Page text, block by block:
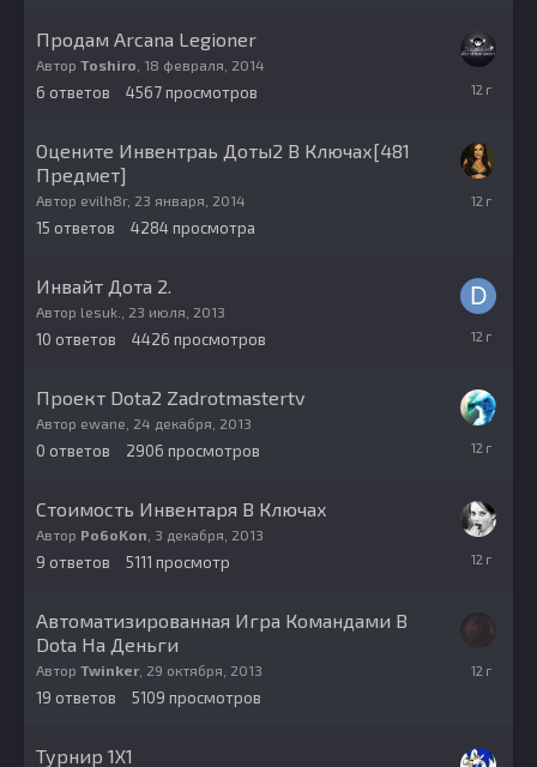
Продам Arcana Legioner
Автор Toshiro 18 февраля, 2014
6 ответов 4567просмотров
марта,
Оцените Инвентраь Доты2 В Ключах[481
Предмет]
Автор evilh8r, 23 января, 2014
15 ответов 4284 просмотра
февраля,
Инвайт Дота 2.
Автор lesuk. 23 июля, 2013
10 ответов 4426 просмотров
февраля,
Проект Dota2 Zadrotmastertv
Автор ewane 24 декабря, 2013
0 ответов 2906 просмотров
декабря,
Стоимость Инвентаря В Ключах
Автор Po6oKon 3 декабря, 2013
9 ответов 5111 просмотр
декабря,
Автоматизированная Игра Командами В
Dota На Деньги
Автор Twinker, 29 октября, 2013
19 ответов 5109 просмотров
ноября,
Турнир 1Х1